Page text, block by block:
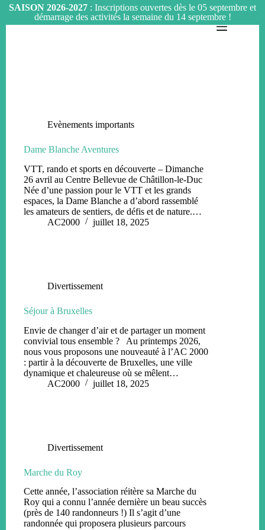
SAISON 2026-2027 : Inscriptions ouvertes dès le 05 septembre et
démarrage des activités la semaine du 14 septembre !
Evènements importants
Dame Blanche Aventures
VTT, rando et sports en découverte – Dimanche
26 avril au Centre Bellevue de Châtillon-le-Duc
Née d’une passion pour le VTT et les grands
espaces, la Dame Blanche a d’abord rassemblé
les amateurs de sentiers, de défis et de nature.…
AC2000
juillet 18, 2025
Divertissement
Séjour à Bruxelles
Envie de changer d’air et de partager un moment
convivial tous ensemble ? Au printemps 2026,
nous vous proposons une nouveauté à l’AC 2000
: partir à la découverte de Bruxelles, une ville
dynamique et chaleureuse où se mêlent…
AC2000
juillet 18, 2025
Divertissement
Marche du Roy
Cette année, l’association réitère sa Marche du
Roy qui a connu l’année dernière un beau succès
(près de 140 randonneurs !) Il s’agit d’une
randonnée qui proposera plusieurs parcours